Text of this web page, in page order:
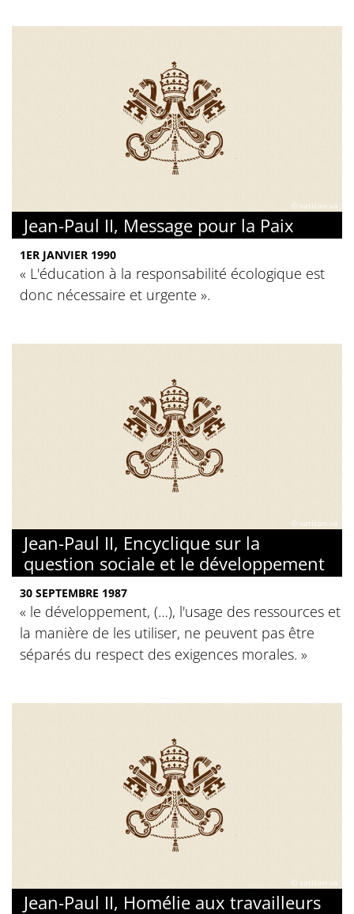
© vatican.va
Jean-Paul II, Message pour la Paix
1ER JANVIER 1990
« L'éducation à la responsabilité écologique est
donc nécessaire et urgente ».
© vatican.va
Jean-Paul II, Encyclique sur la
question sociale et le développement
30 SEPTEMBRE 1987
« le développement, (…), l'usage des ressources et
la manière de les utiliser, ne peuvent pas être
séparés du respect des exigences morales. »
© vatican.va
Jean-Paul II, Homélie aux travailleurs